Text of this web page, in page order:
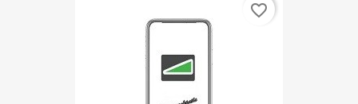
favorite_border